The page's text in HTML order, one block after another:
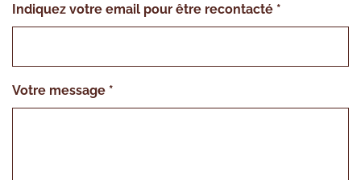
Indiquez votre email pour être recontacté *
Votre message *